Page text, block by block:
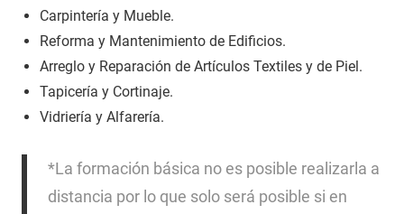
Carpintería y Mueble.
Reforma y Mantenimiento de Edificios.
Arreglo y Reparación de Artículos Textiles y de Piel.
Tapicería y Cortinaje.
Vidriería y Alfarería.
*La formación básica no es posible realizarla a
distancia por lo que solo será posible si en